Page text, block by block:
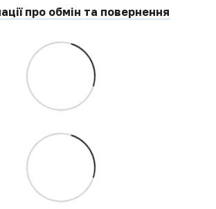
про обмін та повернення